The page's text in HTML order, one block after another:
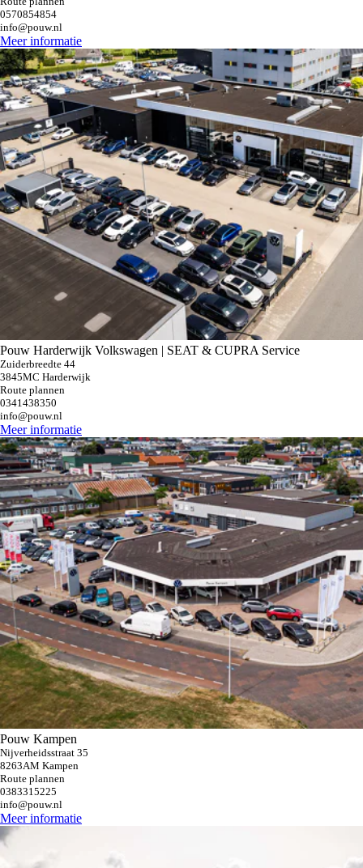
0570854854
info@pouw.nl
Meer informatie
Pouw Harderwijk Volkswagen | SEAT & CUPRA Service
Zuiderbreedte 44
3845MC Harderwijk
Route plannen
0341438350
info@pouw.nl
Meer informatie
Pouw Kampen
Nijverheidsstraat 35
8263AM Kampen
Route plannen
0383315225
info@pouw.nl
Meer informatie